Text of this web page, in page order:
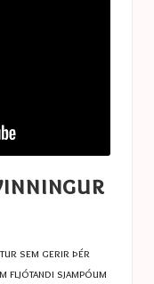
sem gerir þér
fljótandi sjampóum